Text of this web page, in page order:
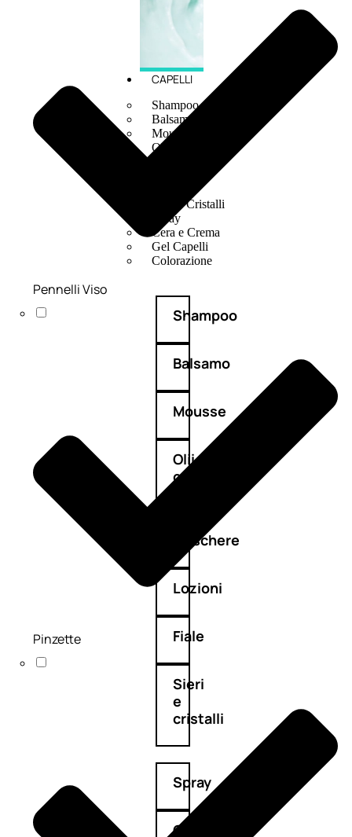
CAPELLI
Shampoo
Balsamo
Mousse
Olii Capelli
Sieri e Cristalli
Spray
Cera e Crema
Gel Capelli
Colorazione
Shampoo
Balsamo
Mousse
Olii
capelli
Maschere
Lozioni
Fiale
Sieri
e
cristalli
Spray
Cera
Pennelli Viso
Pinzette